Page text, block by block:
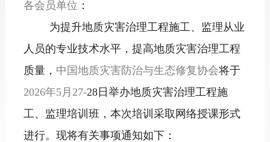
各会员单位 ：
为提升地质灾害治理工程施工、监理从业
人员的专业技术水平，提高地质灾害治理工程
质量， 中国地质灾害防治与生态修复协会将于
2026年5月27-28日举办地质灾害治理工程施
工、监理培训班，本次培训采取网络授课形式
进行。现将有关事项通知如下：